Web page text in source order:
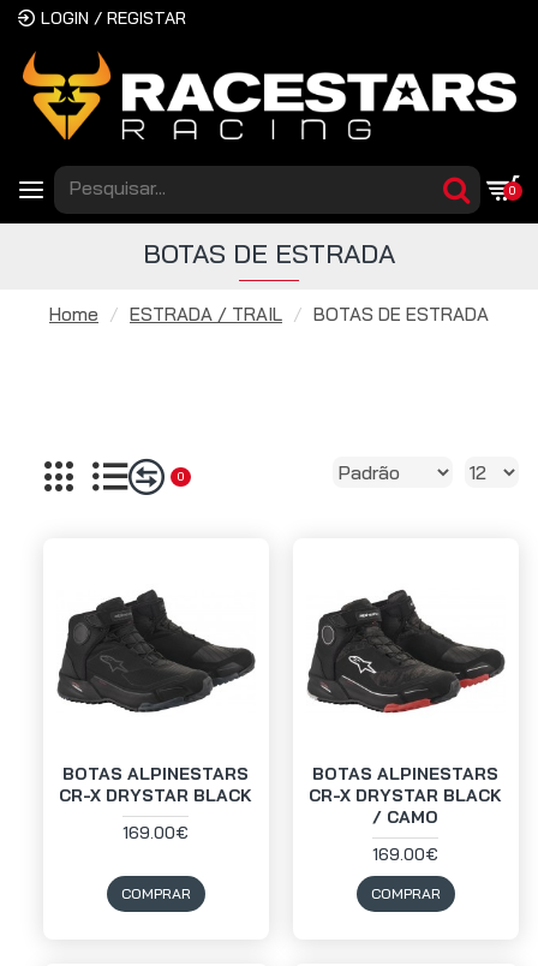
LOGIN / REGISTAR
0
Home ESTRADA / TRAIL BOTAS DE ESTRADA
BOTAS DE ESTRADA
0
BOTAS ALPINESTARS
CR-X DRYSTAR BLACK
169.00€
COMPRAR
BOTAS ALPINESTARS
CR-X DRYSTAR BLACK
/ CAMO
169.00€
COMPRAR